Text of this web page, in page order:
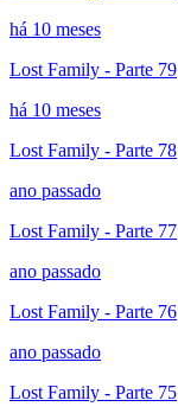
há 10 meses
Lost Family - Parte 79
há 10 meses
Lost Family - Parte 78
ano passado
Lost Family - Parte 77
ano passado
Lost Family - Parte 76
ano passado
Lost Family - Parte 75